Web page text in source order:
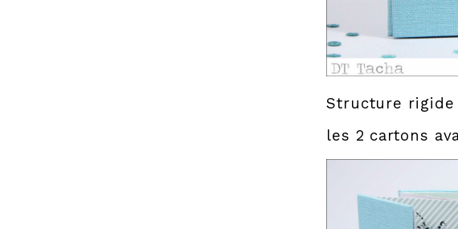
Structure rigide
les 2 cartons